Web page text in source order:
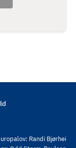
Randi Bjørhei